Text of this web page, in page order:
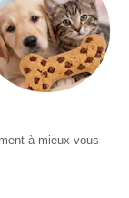
sur-Seine
client ?
94 89 02